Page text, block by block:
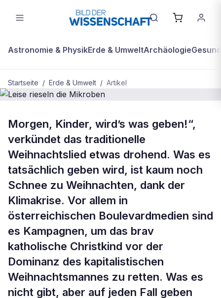
Astronomie & PhysikErde & UmweltArchäologie
Startseite / Erde & Umwelt / Artikel
ERDE & UMWELT
Leise rieseln die Mikroben
Morgen, Kinder, wirdʼs was geben!“,
verkündet das traditionelle
Weihnachtslied etwas drohend. Was es
tatsächlich geben wird, ist kaum noch
Schnee zu Weihnachten, dank der
Klimakrise. Vor allem in
österreichischen Boulevardmedien sind
es Kampagnen, um das brav
katholische Christkind vor der
Dominanz des kapitalistischen
Weihnachtsmannes zu retten. Was es
nicht gibt, aber auf jeden Fall geben